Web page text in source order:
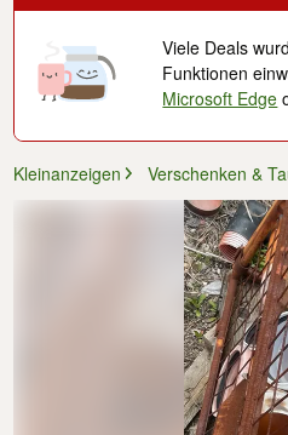
Viele Deals
Funktionen
Microsoft Edge
Kleinanzeigen Verschenken &